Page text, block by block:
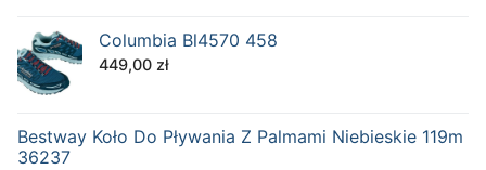
Columbia Bl4570 458
449,00 zł
Bestway Koło Do Pływania Z Palmami Niebieskie 119m
36237